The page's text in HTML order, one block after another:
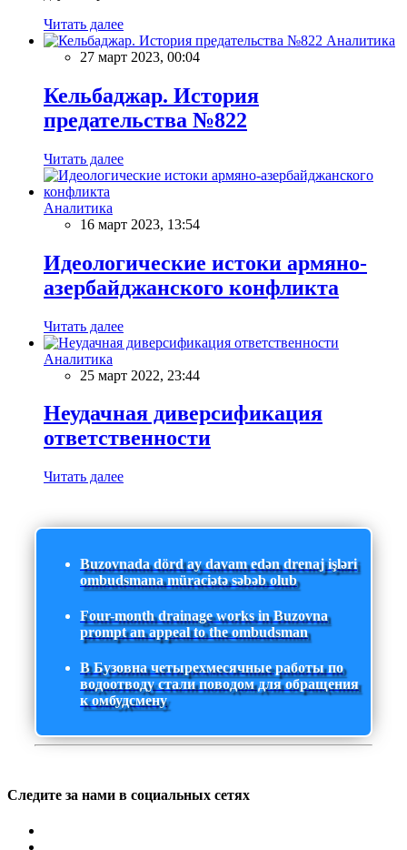
Читать далее
Аналитика
27 март 2023, 00:04
Кельбаджар. История
предательства №822
Читать далее
Аналитика
16 март 2023, 13:54
Идеологические истоки армяно-
азербайджанского конфликта
Читать далее
Аналитика
25 март 2022, 23:44
Неудачная диверсификация
ответственности
Читать далее
Buzovnada dörd ay davam edən drenaj işləri
ombudsmana müraciətə səbəb olub
Four-month drainage works in Buzovna
prompt an appeal to the ombudsman
В Бузовна четырехмесячные работы по
водоотводу стали поводом для обращения
к омбудсмену
Следите за нами в социальных сетях